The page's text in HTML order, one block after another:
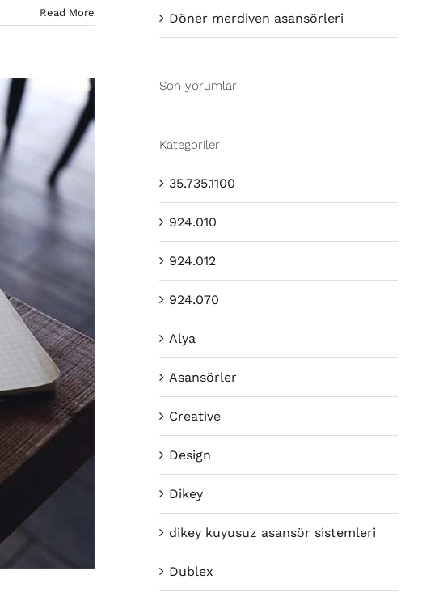
Read More Döner merdiven asansörleri
Son yorumlar
Kategoriler
35.735.1100
924.010
924.012
924.070
Alya
Asansörler
Creative
Design
Dikey
dikey kuyusuz asansör sistemleri
Dublex